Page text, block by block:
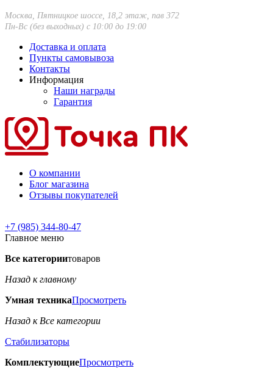
Москва, Пятницкое шоссе, 18,2 этаж, пав 372
Пн-Вс (без выходных) с 10:00 до 19:00
Доставка и оплата
Пункты самовывоза
Контакты
Информация
Наши награды
Гарантия
О компании
Блог магазина
Отзывы покупателей
+7 (985) 344-80-47
Главное меню
Все категориитоваров
Назад к главному
Умная техникаПросмотреть
Назад к Все категории
Стабилизаторы
КомплектующиеПросмотреть